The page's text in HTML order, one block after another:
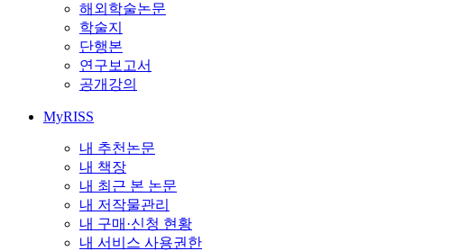
해외학술논문
학술지
단행본
연구보고서
공개강의
MyRISS
내 추천논문
내 책장
내 최근 본 논문
내 저작물관리
내 구매·신청 현황
내 서비스 사용권한